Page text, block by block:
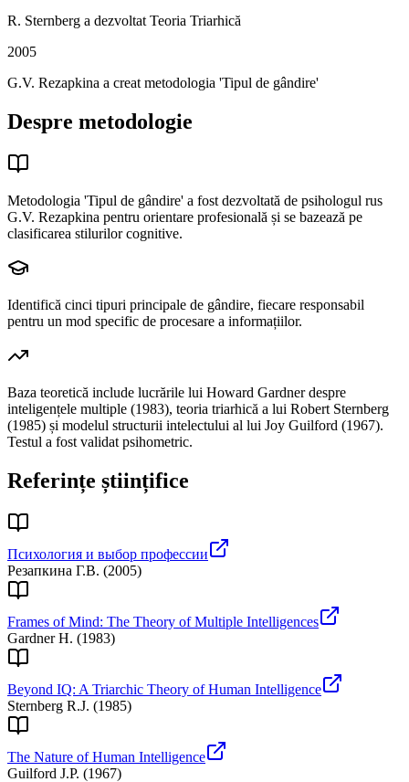
R. Sternberg a dezvoltat Teoria Triarhică
2005
G.V. Rezapkina a creat metodologia 'Tipul de gândire'
Despre metodologie
Metodologia 'Tipul de gândire' a fost dezvoltată de psihologul rus
G.V. Rezapkina pentru orientare profesională și se bazează pe
clasificarea stilurilor cognitive.
Identifică cinci tipuri principale de gândire, fiecare responsabil
pentru un mod specific de procesare a informațiilor.
Baza teoretică include lucrările lui Howard Gardner despre
inteligențele multiple (1983), teoria triarhică a lui Robert Sternberg
(1985) și modelul structurii intelectului al lui Joy Guilford (1967).
Testul a fost validat psihometric.
Referințe științifice
Психология и выбор профессии
Резапкина Г.В. (2005)
Frames of Mind: The Theory of Multiple Intelligences
Gardner H. (1983)
Beyond IQ: A Triarchic Theory of Human Intelligence
Sternberg R.J. (1985)
The Nature of Human Intelligence
Guilford J.P. (1967)